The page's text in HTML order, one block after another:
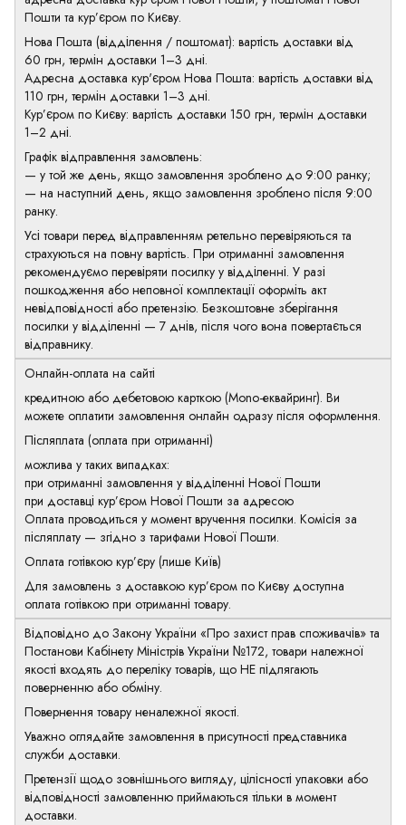
Пошти та кур’єром по Києву.
Нова Пошта (відділення / поштомат): вартість доставки від
60 грн, термін доставки 1–3 дні.
Адресна доставка кур'єром Нова Пошта: вартість доставки від
110 грн, термін доставки 1–3 дні.
Кур’єром по Києву: вартість доставки 150 грн, термін доставки
1–2 дні.
Графік відправлення замовлень:
— у той же день, якщо замовлення зроблено до 9:00 ранку;
— на наступний день, якщо замовлення зроблено після 9:00
ранку.
Усі товари перед відправленням ретельно перевіряються та
страхуються на повну вартість. При отриманні замовлення
рекомендуємо перевіряти посилку у відділенні. У разі
пошкодження або неповної комплектації оформіть акт
невідповідності або претензію. Безкоштовне зберігання
посилки у відділенні — 7 днів, після чого вона повертається
відправнику.
Онлайн-оплата на сайті
кредитною або дебетовою карткою (Mono-еквайринг). Ви
можете оплатити замовлення онлайн одразу після оформлення.
Післяплата (оплата при отриманні)
можлива у таких випадках:
при отриманні замовлення у відділенні Нової Пошти
при доставці кур’єром Нової Пошти за адресою
Оплата проводиться у момент вручення посилки. Комісія за
післяплату — згідно з тарифами Нової Пошти.
Оплата готівкою кур’єру (лише Київ)
Для замовлень з доставкою кур’єром по Києву доступна
оплата готівкою при отриманні товару.
Відповідно до Закону України «Про захист прав споживачів» та
Постанови Кабінету Міністрів України №172, товари належної
якості входять до переліку товарів, що НЕ підлягають
поверненню або обміну.
Повернення товару неналежної якості.
Уважно оглядайте замовлення в присутності представника
служби доставки.
Претензії щодо зовнішнього вигляду, цілісності упаковки або
відповідності замовленню приймаються тільки в момент
доставки.